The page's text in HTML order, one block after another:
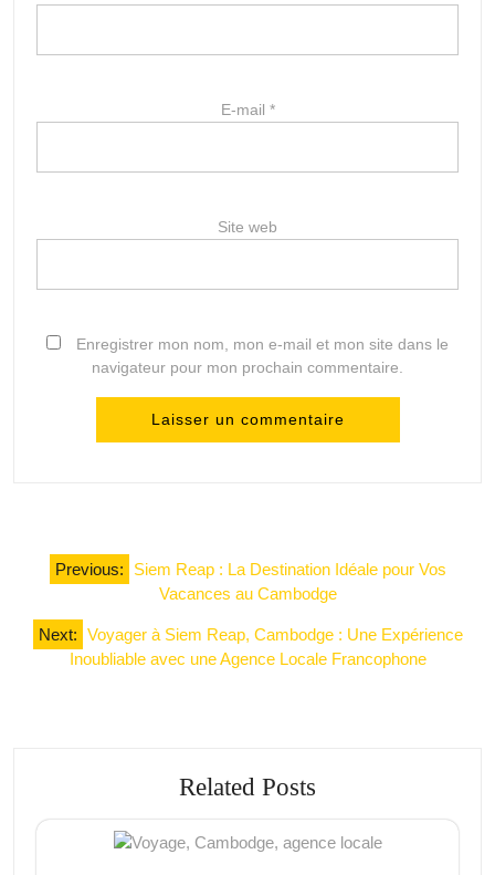
E-mail *
Site web
Enregistrer mon nom, mon e-mail et mon site dans le
navigateur pour mon prochain commentaire.
Navigation
l’article
Previous:
Siem Reap : La Destination Idéale pour Vos
Vacances au Cambodge
Next: Voyager à Siem Reap, Cambodge : Une Expérience
Inoubliable avec une Agence Locale Francophone
Related Posts